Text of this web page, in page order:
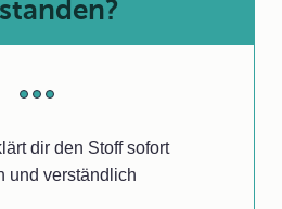
dir den Stoff sofort
und verständlich